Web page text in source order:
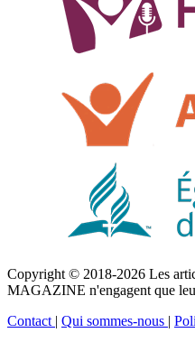
Copyright © 2018-2026 Les
MAGAZINE n'engagent que
Contact | Qui sommes-nous |